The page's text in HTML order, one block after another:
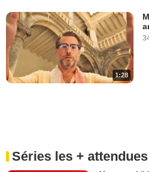
1:28
Séries les + attendues